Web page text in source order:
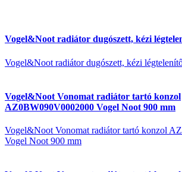
Vogel&Noot radiátor dugószett, kézi
Vogel&Noot radiátor dugószett, kézi
Vogel&Noot Vonomat radiátor tartó konzol
AZ0BW090V0002000 Vogel Noot 900 mm
Vogel&Noot Vonomat radiátor tartó konzol
Vogel Noot 900 mm